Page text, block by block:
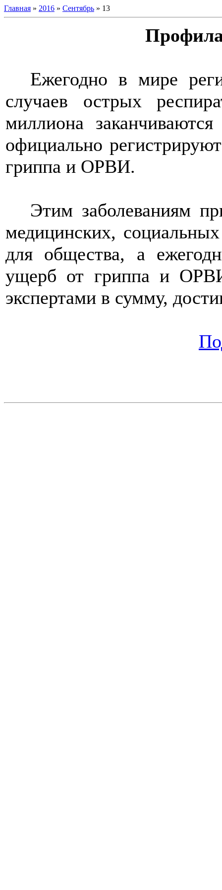
Главная » 2016 » Сентябрь » 13
Ежегодно в мире
случаев острых
миллиона
официально
гриппа и ОРВИ.
Этим заболеваниям
медицинских,
для общества, а
ущерб от гриппа и
экспертами в сумму,